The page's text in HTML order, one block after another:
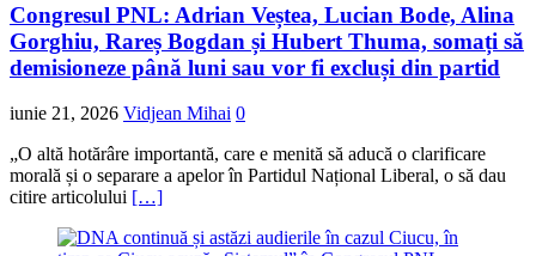
Congresul PNL: Adrian Veștea, Lucian Bode, Alina
Gorghiu, Rareș Bogdan și Hubert Thuma, somați să
demisioneze până luni sau vor fi excluși din partid
iunie 21, 2026 Vidjean Mihai 0
„O altă hotărâre importantă, care e menită să aducă o clarificare
morală și o separare a apelor în Partidul Național Liberal, o să dau
citire articolului […]